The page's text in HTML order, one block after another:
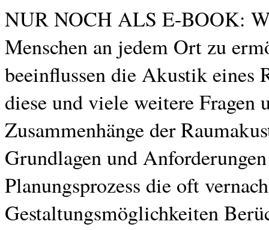
NUR NOCH ALS E-BOOK:
Menschen an jedem Ort zu
beeinflussen die Akustik
diese und viele weitere
Zusammenhänge der
Grundlagen und
Planungsprozess die oft
Gestaltungsmöglichkeiten